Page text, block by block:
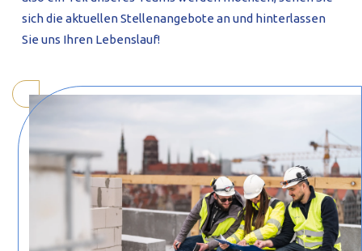
sich die aktuellen Stellenangebote an und hinterlassen
Sie uns Ihren Lebenslauf!